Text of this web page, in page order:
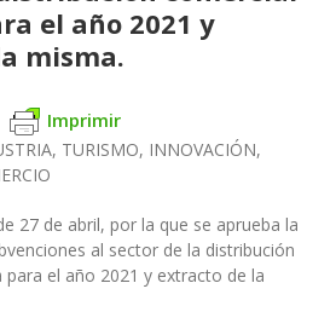
el año 2021 y
misma.
Imprimir
TURISMO, INNOVACIÓN,
27 de abril, por la que se aprueba la
al sector de la distribución
el año 2021 y extracto de la